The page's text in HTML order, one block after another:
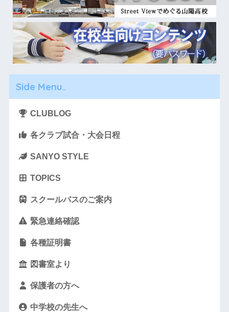
Side Menu..
CLUBLOG
各クラブ試合・大会日程
SANYO STYLE
TOPICS
スクールバスのご案内
緊急連絡確認
各種証明書
図書室より
保護者の方へ
中学校の先生へ